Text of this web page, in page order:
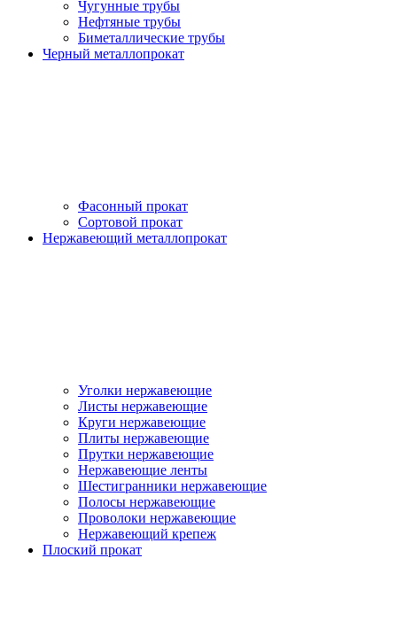
Чугунные трубы
Нефтяные трубы
Биметаллические трубы
Черный металлопрокат
Фасонный прокат
Сортовой прокат
Нержавеющий металлопрокат
Уголки нержавеющие
Листы нержавеющие
Круги нержавеющие
Плиты нержавеющие
Прутки нержавеющие
Нержавеющие ленты
Шестигранники нержавеющие
Полосы нержавеющие
Проволоки нержавеющие
Нержавеющий крепеж
Плоский прокат